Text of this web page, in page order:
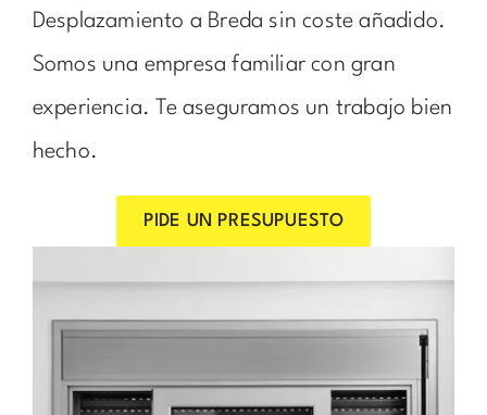
Desplazamiento a Breda sin coste añadido.
Somos una empresa familiar con gran
experiencia. Te aseguramos un trabajo bien
hecho.
PIDE UN PRESUPUESTO